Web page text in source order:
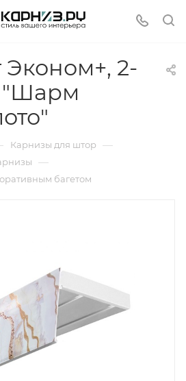
2-
"Шарм
Карнизы для штор —
—
багетом